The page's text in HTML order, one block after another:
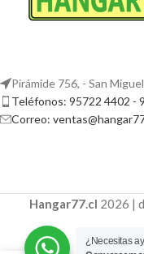
Pirámide 756, - San
Teléfonos: 95722 4402 -
Correo:
Hangar77.cl 2026 |
¿Necesitas